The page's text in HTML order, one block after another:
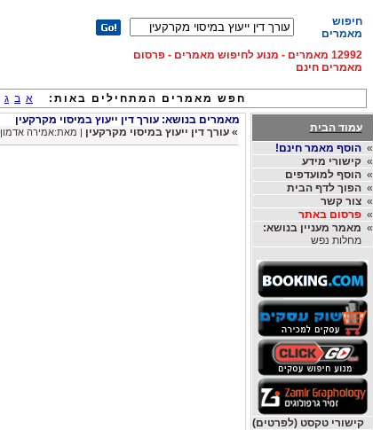
חיפוש
מאמרים
12992 מאמרים - מנוע לחיפוש מאמרים - פרסום
מאמרים חינם
חפש מאמרים המתחילים באות: א ב ג
עמוד הבית
»הוסף מאמר חינם!
»קישורי מידע
»הוסף למועדפים
»הפוך לדף הבית
»צור קשר
»פרסום באתר
» מאמר מעניין בנושא:
מחלות נפש
קישורי טקסט (לפרטים)
מאמרים בנושא: עורך דין ייעוץ במיסוי מקרקעין
» עורך דין ייעוץ במיסוי מקרקעין | מאת:אמירה אדמון